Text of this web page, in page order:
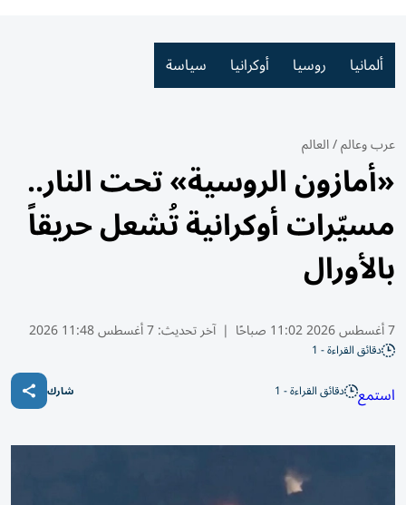
ألمانيا روسيا أوكرانيا سياسة
عرب وعالم/العالم
«أمازون الروسية» تحت النار..
مسيّرات أوكرانية تُشعل حريقاً
بالأورال
7 أغسطس 2026 11:02 صباحًا | آخر تحديث:7 أغسطس 11:48 2026
دقائق القراءة - 1
استمع دقائق القراءة - 1 شارك